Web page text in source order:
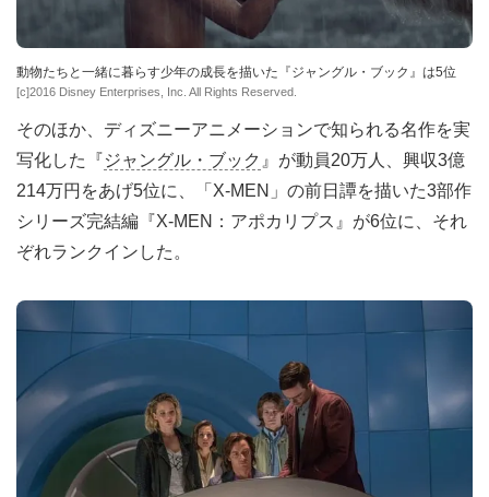
動物たちと一緒に暮らす少年の成長を描いた『ジャングル・ブック』は5位
[c]2016 Disney Enterprises, Inc. All Rights Reserved.
そのほか、ディズニーアニメーションで知られる名作を実
写化した『ジャングル・ブック 』が動員20万人、興収3億
214万円をあげ5位に、「X‐MEN」の前日譚を描いた3部作
シリーズ完結編『X‐MEN：アポカリプス』が6位に、それ
ぞれランクインした。